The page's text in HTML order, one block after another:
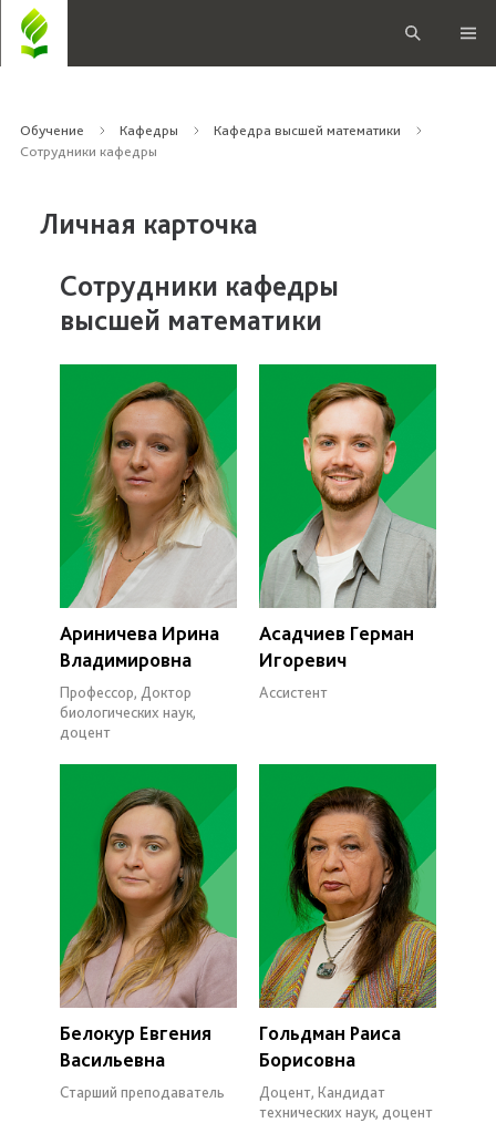
Обучение Кафедры
Кафедра высшей математики
Сотрудники кафедры
Личная карточка
Сотрудники кафедры
высшей математики
Ариничева Ирина
Владимировна
Профессор, Доктор
биологических наук,
доцент
Асадчиев Герман
Игоревич
Ассистент
Белокур Евгения
Васильевна
Старший преподаватель
Гольдман Раиса
Борисовна
Доцент, Кандидат
технических наук, доцент